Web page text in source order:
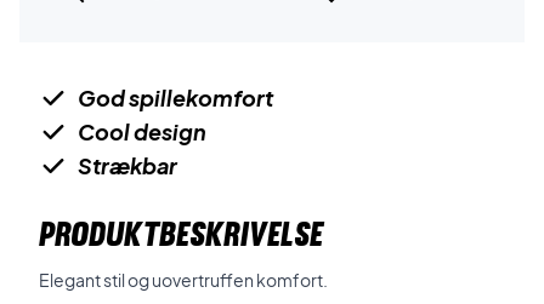
God spillekomfort
Cool design
Strækbar
PRODUKTBESKRIVELSE
Elegant stil og uovertruffen komfort.